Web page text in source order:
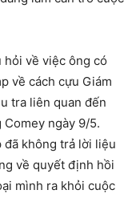
hỏi về việc ông có
về cách cựu Giám
tra liên quan đến
ngày 9/5.
đã không trả lời liệu
về quyết định hồi
mình ra khỏi cuộc